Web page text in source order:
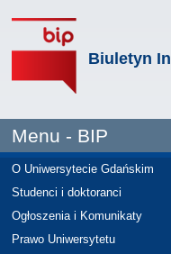
Biuletyn
Menu - BIP
O Uniwersytecie Gdańskim
Studenci i doktoranci
Ogłoszenia i Komunikaty
Prawo Uniwersytetu